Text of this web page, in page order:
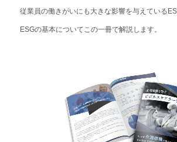
従業員の働きがいにも大きな影響を与えている
ESGの基本についてこの一冊で解説します。